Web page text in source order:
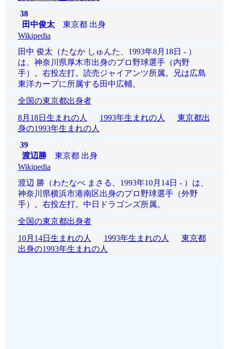
38
田中俊太東京都 出身
Wikipedia
田中 俊太（たなか しゅんた、1993年8月18日 - ）
は、神奈川県厚木市出身のプロ野球選手（内野
手）。右投左打。読売ジャイアンツ所属。兄は広島
東洋カープに所属する田中広輔。
全国の東京都出身者
8月18日生まれの人
1993年生まれの人
東京都出
身の1993年生まれの人
39
渡辺勝東京都 出身
Wikipedia
渡辺 勝（わたなべ まさる、1993年10月14日 - ）は、
神奈川県横浜市港南区出身のプロ野球選手（外野
手）。右投左打。中日ドラゴンズ所属。
全国の東京都出身者
10月14日生まれの人
1993年生まれの人
東京都
出身の1993年生まれの人